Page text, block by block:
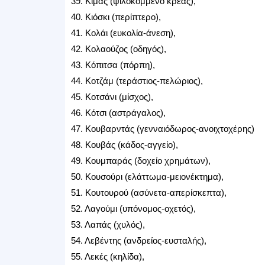
40. Κιόσκι (περίπτερο),
41. Κολάι (ευκολία-άνεση),
42. Κολαούζος (οδηγός),
43. Κόπιτσα (πόρπη),
44. Κοτζάμ (τεράστιος-πελώριος),
45. Κοτσάνι (μίσχος),
46. Κότσι (αστράγαλος),
47. Κουβαρντάς (γενναιόδωρος-ανοιχτοχέρης)
48. Κουβάς (κάδος-αγγείο),
49. Κουμπαράς (δοχείο χρημάτων),
50. Κουσούρι (ελάττωμα-μειονέκτημα),
51. Κουτουρού (ασύνετα-απερίσκεπτα),
52. Λαγούμι (υπόνομος-οχετός),
53. Λαπάς (χυλός),
54. Λεβέντης (ανδρείος-ευσταλής),
55. Λεκές (κηλίδα),